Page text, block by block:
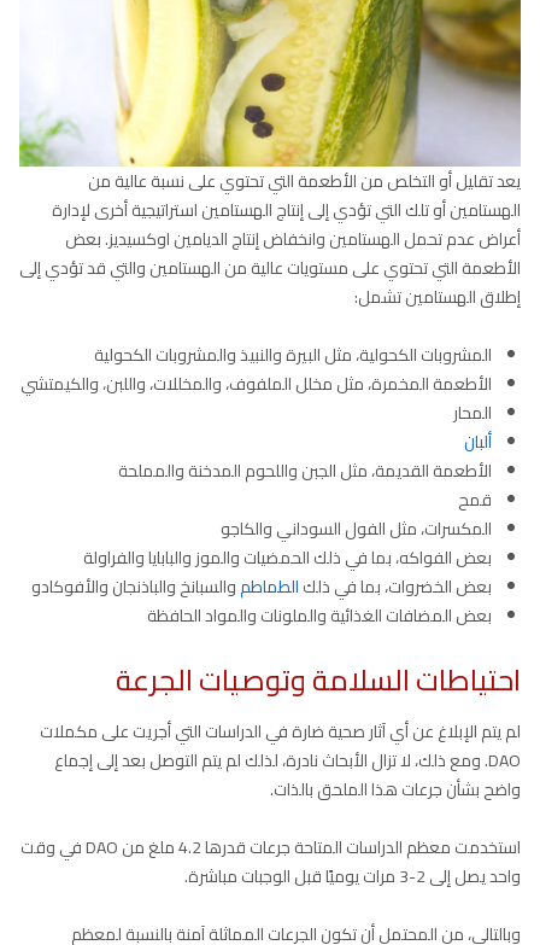
يعد تقليل أو التخلص من الأطعمة التي تحتوي على نسبة عالية من
الهستامين أو تلك التي تؤدي إلى إنتاج الهستامين استراتيجية أخرى لإدارة
أعراض عدم تحمل الهستامين وانخفاض إنتاج الديامين اوكسيديز. بعض
الأطعمة التي تحتوي على مستويات عالية من الهستامين والتي قد تؤدي إلى
إطلاق الهستامين تشمل:
المشروبات الكحولية، مثل البيرة والنبيذ والمشروبات الكحولية
الأطعمة المخمرة، مثل مخلل الملفوف، والمخللات، واللبن، والكيمتشي
المحار
ألبان
الأطعمة القديمة، مثل الجبن واللحوم المدخنة والمملحة
قمح
المكسرات، مثل الفول السوداني والكاجو
بعض الفواكه، بما في ذلك الحمضيات والموز والبابايا والفراولة
بعض الخضروات، بما في ذلكالطماطموالسبانخ والباذنجان والأفوكادو
بعض المضافات الغذائية والملونات والمواد الحافظة
احتياطات السلامة وتوصيات الجرعة
لم يتم الإبلاغ عن أي آثار صحية ضارة في الدراسات التي أجريت على مكملات
DAO. ومع ذلك، لا تزال الأبحاث نادرة، لذلك لم يتم التوصل بعد إلى إجماع
واضح بشأن جرعات هذا الملحق بالذات.
استخدمت معظم الدراسات المتاحة جرعات قدرها 4.2 ملغ من DAO في وقت
واحد يصل إلى 2-3 مرات يوميًا قبل الوجبات مباشرة.
وبالتالي، من المحتمل أن تكون الجرعات المماثلة آمنة بالنسبة لمعظم